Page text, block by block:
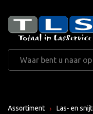
Assortiment Las- en